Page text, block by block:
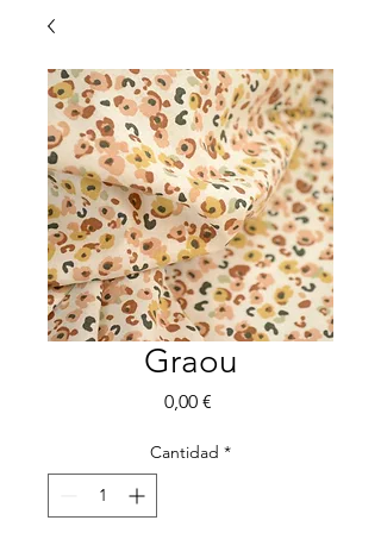
Graou
0,00 €Precio
Cantidad *